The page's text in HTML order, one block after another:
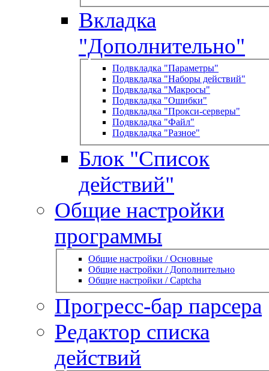
Вкладка
"Дополнительно"
Подвкладка "Параметры"
Подвкладка "Наборы действий"
Подвкладка "Макросы"
Подвкладка "Ошибки"
Подвкладка "Прокси-серверы"
Подвкладка "Файл"
Подвкладка "Разное"
Блок "Список
действий"
Общие настройки
программы
Общие настройки / Основные
Общие настройки / Дополнительно
Общие настройки / Captcha
Прогресс-бар парсера
Редактор списка
действий